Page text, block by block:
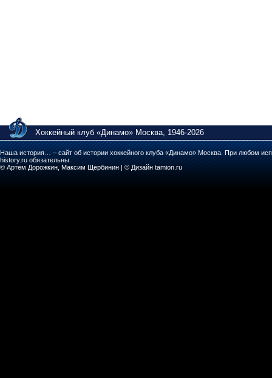
Хоккейный клуб «Динамо» Москва, 1946-2026
Наша история… – сайт об истории хоккейного клуба «Динамо» Москва. При любом
history.ru обязательны.
© Артем Дорожкин, Максим Щербинин | © Дизайн tamion.ru